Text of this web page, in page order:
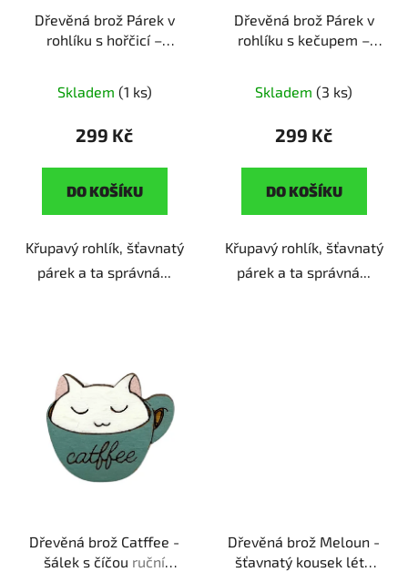
Dřevěná brož Párek v
rohlíku s hořčicí –
pro milovníky fastfoodu
Skladem (1 ks)
299 Kč
DO KOŠÍKU
Křupavý rohlík, šťavnatý
párek a ta správná...
Dřevěná brož Párek v
rohlíku s kečupem –
pro milovníky fastfoodu
Skladem (3 ks)
299 Kč
DO KOŠÍKU
Křupavý rohlík, šťavnatý
párek a ta správná...
Dřevěná brož Catffee -
šálek s číčou ruční
Dřevěná brož Meloun -
šťavnatý kousek léta